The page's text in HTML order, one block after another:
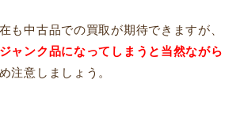
も中古品での買取が期待できますが、
ャンク品になってしまうと当然ながら
注意しましょう。